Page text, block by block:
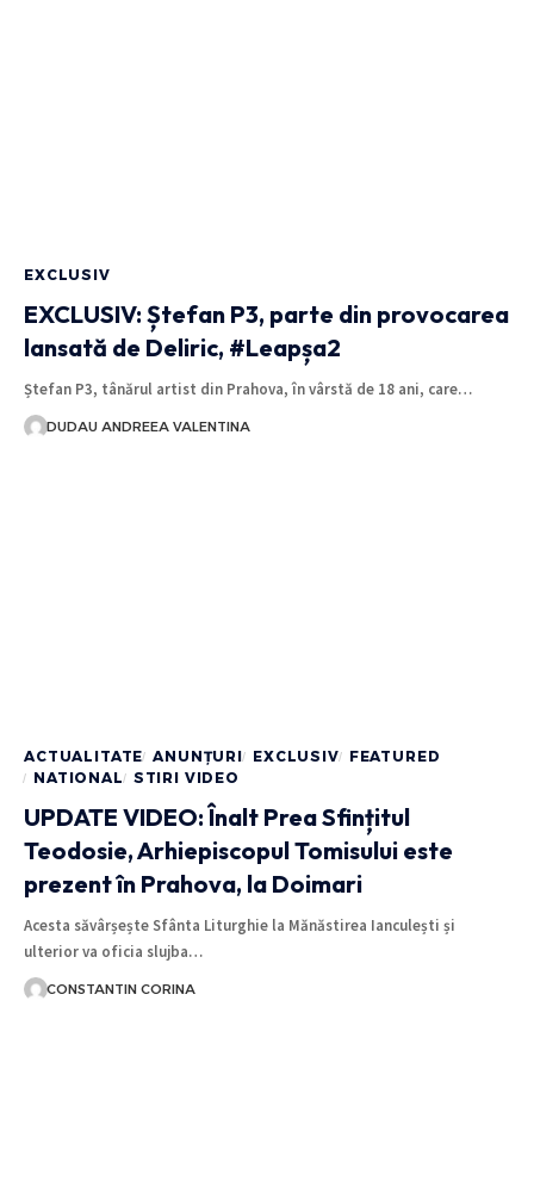
EXCLUSIV
EXCLUSIV: Ștefan P3, parte din provocarea
lansată de Deliric, #Leapșa2
Ștefan P3, tânărul artist din Prahova, în vârstă de 18 ani, care…
DUDAU ANDREEA VALENTINA
ACTUALITATE ANUNȚURI EXCLUSIV
FEATURED
NATIONAL STIRI VIDEO
UPDATE VIDEO: Înalt Prea Sfințitul
Teodosie, Arhiepiscopul Tomisului este
prezent în Prahova, la Doimari
Acesta săvârșește Sfânta Liturghie la Mănăstirea Ianculești și
ulterior va oficia slujba…
CONSTANTIN CORINA